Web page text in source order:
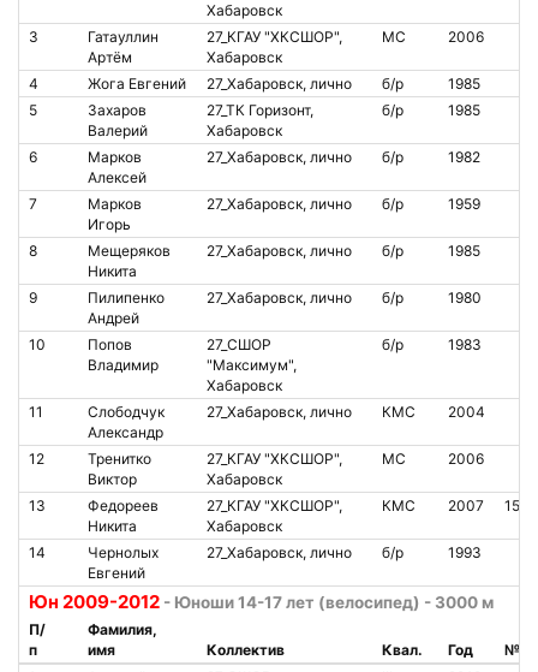
Хабаровск
3
Гатауллин
Артём
27_КГАУ "ХКСШОР",
Хабаровск
МС 2006
4 Жога Евгений 27_Хабаровск, лично б/р
1985
5
Захаров
Валерий
27_ТК Горизонт,
Хабаровск
б/р 1985
6
Марков
Алексей
27_Хабаровск, лично б/р 1982
7
Марков
Игорь
27_Хабаровск, лично б/р 1959
8
Мещеряков
Никита
27_Хабаровск, лично б/р 1985
9
Пилипенко
Андрей
27_Хабаровск, лично б/р 1980
10
Попов
Владимир
27_СШОР
"Максимум",
Хабаровск
б/р 1983
11
Слободчук
Александр
27_Хабаровск, лично КМС 2004
12
Тренитко
Виктор
27_КГАУ "ХКСШОР",
Хабаровск
МС 2006
13
Федореев
Никита
27_КГАУ "ХКСШОР",
Хабаровск
КМС 2007
14
Чернолых
Евгений
27_Хабаровск, лично б/р 1993
Юн 2009-2012 - Юноши 14-17 лет (велосипед) - 3000 м
П/
п
Фамилия,
имя
Коллектив Квал. Год
№